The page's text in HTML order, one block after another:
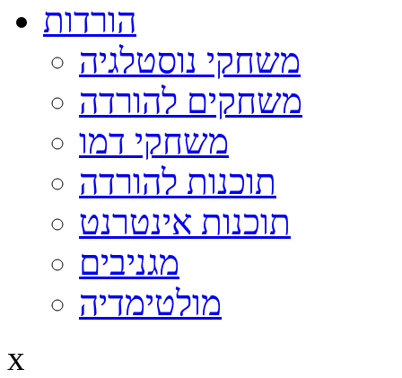
הורדות
משחקי נוסטלגיה
משחקים להורדה
משחקי דמו
תוכנות להורדה
תוכנות אינטרנט
מגניבים
מולטימדיה
x